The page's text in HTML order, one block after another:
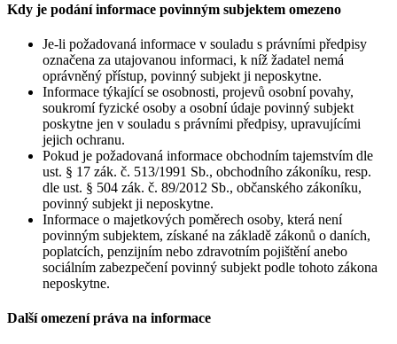
Kdy je podání informace povinným subjektem omezeno
Je-li požadovaná informace v souladu s právními předpisy
označena za utajovanou informaci, k níž žadatel nemá
oprávněný přístup, povinný subjekt ji neposkytne.
Informace týkající se osobnosti, projevů osobní povahy,
soukromí fyzické osoby a osobní údaje povinný subjekt
poskytne jen v souladu s právními předpisy, upravujícími
jejich ochranu.
Pokud je požadovaná informace obchodním tajemstvím dle
ust. § 17 zák. č. 513/1991 Sb., obchodního zákoníku, resp.
dle ust. § 504 zák. č. 89/2012 Sb., občanského zákoníku,
povinný subjekt ji neposkytne.
Informace o majetkových poměrech osoby, která není
povinným subjektem, získané na základě zákonů o daních,
poplatcích, penzijním nebo zdravotním pojištění anebo
sociálním zabezpečení povinný subjekt podle tohoto zákona
neposkytne.
Další omezení práva na informace